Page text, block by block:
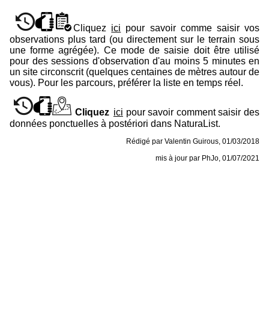
Cliquez ici pour savoir comme saisir vos
observations plus tard (ou directement sur le terrain sous
une forme agrégée). Ce mode de saisie doit être utilisé
pour des sessions d'observation d'au moins 5 minutes en
un site circonscrit (quelques centaines de mètres autour de
vous). Pour les parcours, préférer la liste en temps réel.
Cliquez ici pour savoir comment saisir des
données ponctuelles à postériori dans NaturaList.
Rédigé par Valentin Guirous, 01/03/2018
mis à jour par PhJo, 01/07/2021